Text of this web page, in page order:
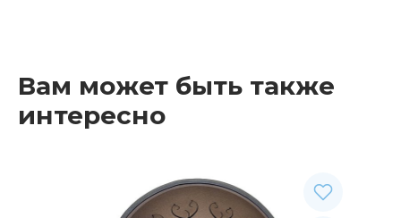
Вам может быть также
интересно